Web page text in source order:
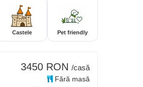
Castele Pet friendly
3450 RON /casă
Fără masă